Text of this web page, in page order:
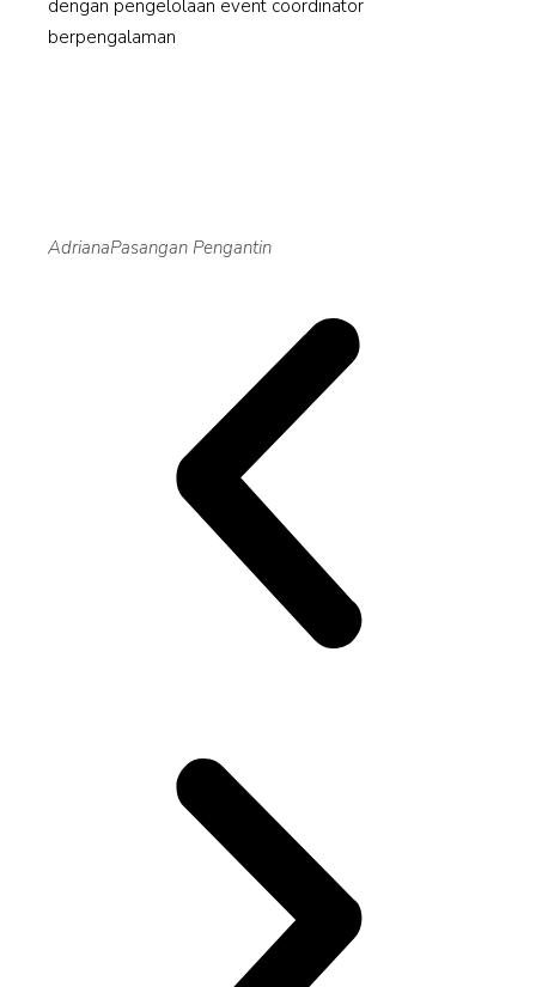
dengan pengelolaan event coordinator
berpengalaman
AdrianaPasangan Pengantin